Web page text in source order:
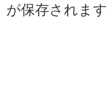
が保存されま